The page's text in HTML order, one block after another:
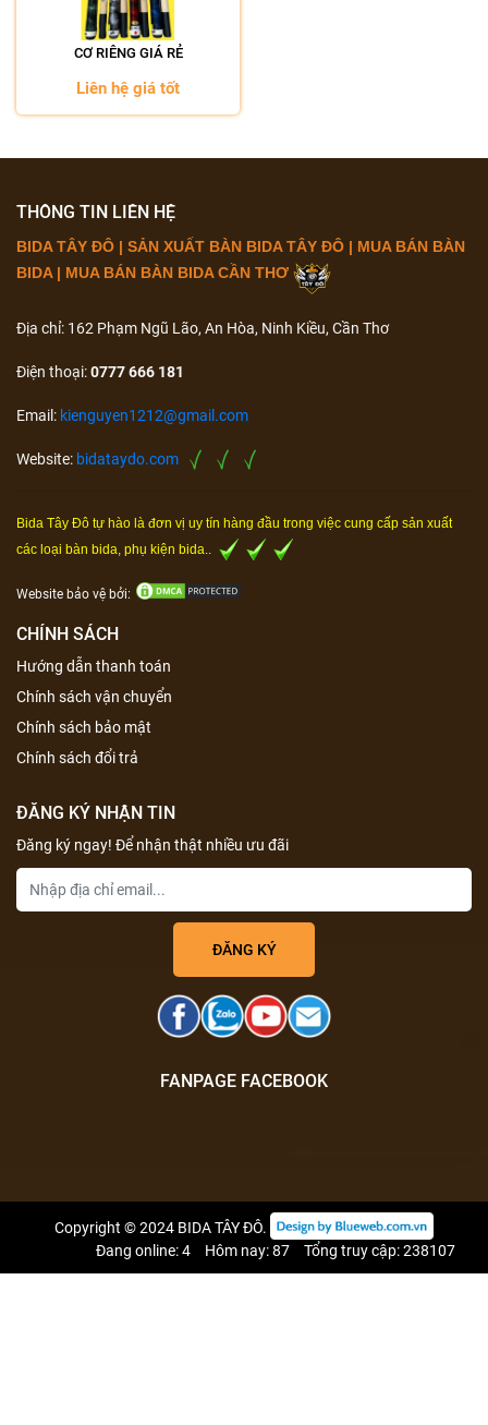
CƠ RIÊNG GIÁ RẺ
Liên hệ giá tốt
THÔNG TIN LIÊN HỆ
BIDA TÂY ĐÔ | SẢN XUẤT BÀN BIDA TÂY ĐÔ | MUA BÁN BÀN
BIDA | MUA BÁN BÀN BIDA CẦN THƠ
Địa chỉ: 162 Phạm Ngũ Lão, An Hòa, Ninh Kiều, Cần Thơ
Điện thoại:0777 666 181
Email: kienguyen1212@gmail.com
Website: bidataydo.com
Bida Tây Đô tự hào là đơn vị uy tín hàng đầu trong việc cung cấp sản xuất
các loại bàn bida, phụ kiện bida..
Website bảo vệ bởi:
CHÍNH SÁCH
Hướng dẫn thanh toán
Chính sách vận chuyển
Chính sách bảo mật
Chính sách đổi trả
ĐĂNG KÝ NHẬN TIN
Đăng ký ngay! Để nhận thật nhiều ưu đãi
FANPAGE FACEBOOK
Copyright © 2024 BIDA TÂY ĐÔ.
Đang online: 4
Hôm nay: 87 Tổng truy cập: 238107